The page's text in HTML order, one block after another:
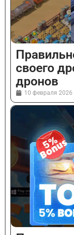
своего
дронов
10 февраля 2026